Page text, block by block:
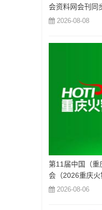
会资料网会刊同
2026-08-08
第11届中国（重
会（2026重庆火
2026-08-06